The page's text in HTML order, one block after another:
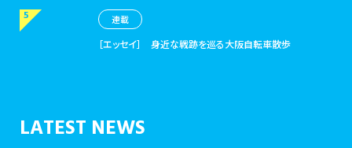
連載
［エッセイ］ 身近な戦跡を巡る大阪自転車散歩
LATEST NEWS